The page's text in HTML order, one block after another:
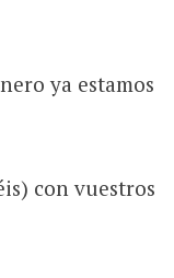
ya estamos
con vuestros